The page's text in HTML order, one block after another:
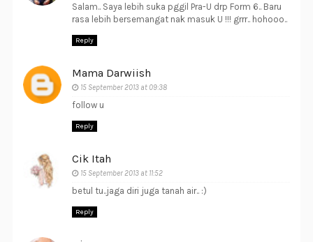
Salam.. Saya lebih suka pggil Pra-U drp Form 6.. Baru
rasa lebih bersemangat nak masuk U !!! grrr.. hohooo..
Reply
Mama Darwiish
15 September 2013 at 09:38
follow u
Reply
Cik Itah
15 September 2013 at 11:52
betul tu..jaga diri juga tanah air.. :)
Reply